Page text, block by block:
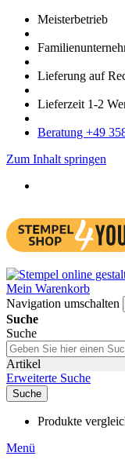
Meister­betrieb
Lieferung auf
Liefer­zeit 1-2
Bera­tung +49
Zum Inhalt springen
Mein Warenkorb
Navigation umschalten
Suche
Suche
Artikel
Erweiterte Suche
Suche
Produkte
Menü